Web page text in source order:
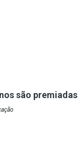
são premiadas